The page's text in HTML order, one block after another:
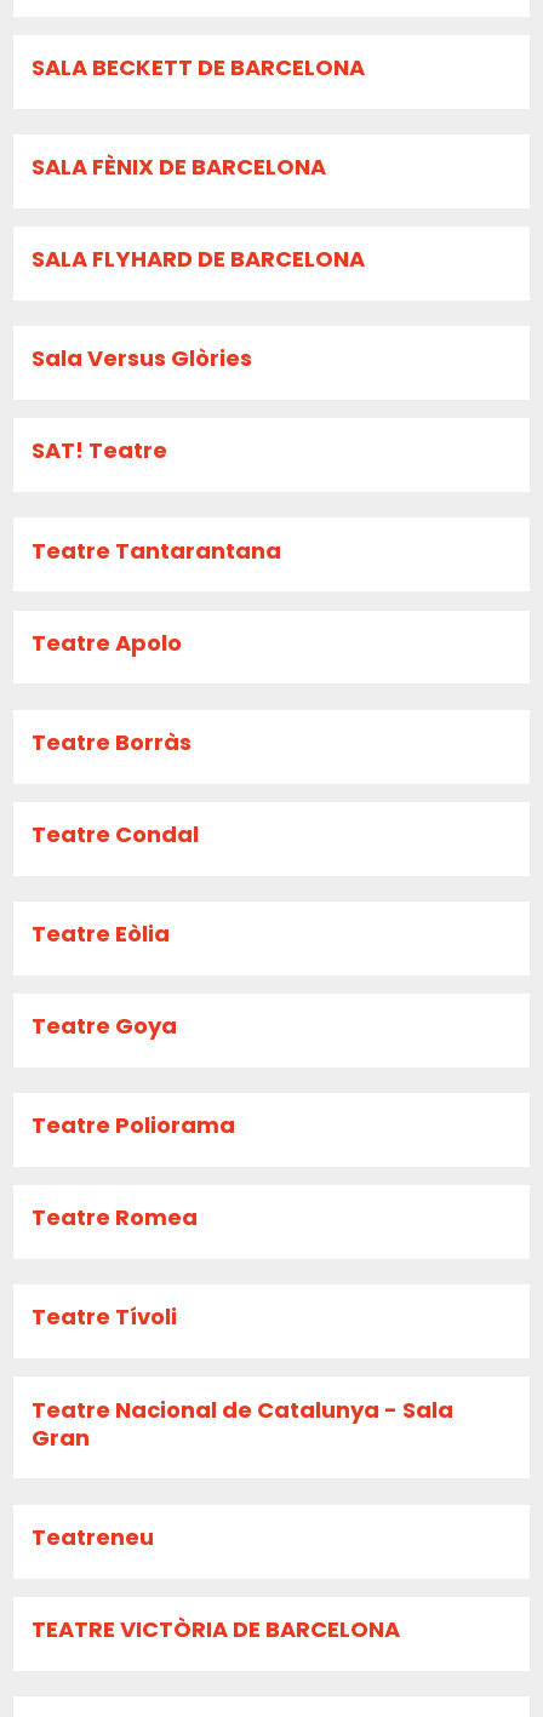
SALA BECKETT DE BARCELONA
SALA FÈNIX DE BARCELONA
SALA FLYHARD DE BARCELONA
Sala Versus Glòries
SAT! Teatre
Teatre Tantarantana
Teatre Apolo
Teatre Borràs
Teatre Condal
Teatre Eòlia
Teatre Goya
Teatre Poliorama
Teatre Romea
Teatre Tívoli
Teatre Nacional de Catalunya - Sala
Gran
Teatreneu
TEATRE VICTÒRIA DE BARCELONA